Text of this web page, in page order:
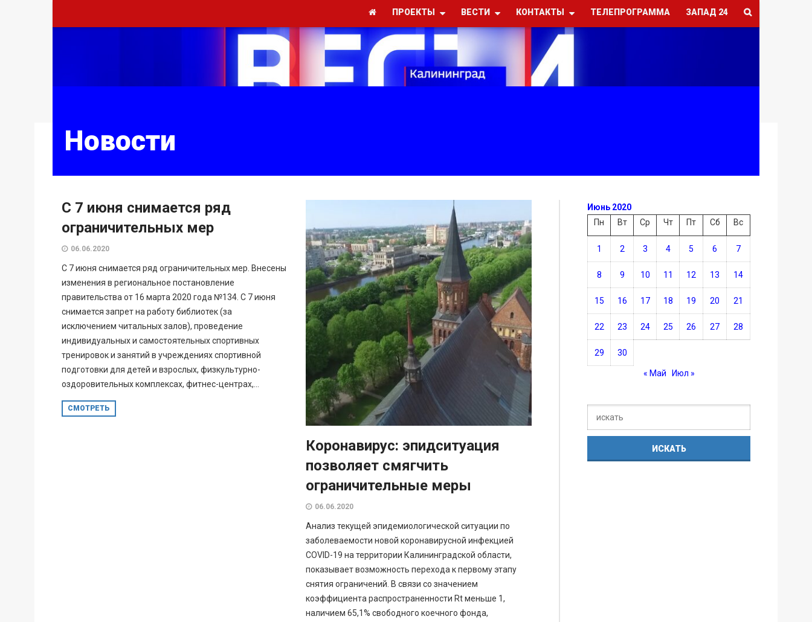
ПРОЕКТЫ ВЕСТИ КОНТАКТЫ ТЕЛЕПРОГРАММА ЗАПАД 24
Новости
С 7 июня снимается ряд
ограничительных мер
06.06.2020
С 7 июня снимается ряд ограничительных мер. Внесены
изменения в региональное постановление
правительства от 16 марта 2020 года №134. С 7 июня
снимается запрет на работу библиотек (за
исключением читальных залов), проведение
индивидуальных и самостоятельных спортивных
тренировок и занятий в учреждениях спортивной
подготовки для детей и взрослых, физкультурно-
оздоровительных комплексах, фитнес-центрах,...
СМОТРЕТЬ
Коронавирус: эпидситуация
позволяет смягчить
ограничительные меры
06.06.2020
Анализ текущей эпидемиологической ситуации по
заболеваемости новой коронавирусной инфекцией
COVID-19 на территории Калининградской области,
показывает возможность перехода к первому этапу
снятия ограничений. В связи со значением
коэффициента распространенности Rt меньше 1,
наличием 65,1% свободного коечного фонда,
Июнь 2020
Пн
Вт Ср Чт Пт Сб Вс
1 2 3 4 5 6 7
8 9 10 11 12 13 14
15 16 17 18 19 20 21
22 23 24 25 26 27 28
29 30
« Май Июл »